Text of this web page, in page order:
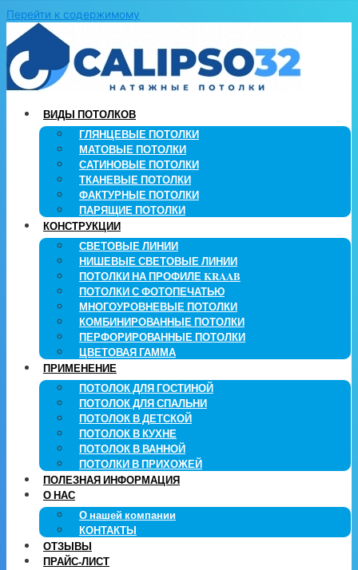
Перейти к содержимому
ВИДЫ ПОТОЛКОВ
ГЛЯНЦЕВЫЕ ПОТОЛКИ
МАТОВЫЕ ПОТОЛКИ
САТИНОВЫЕ ПОТОЛКИ
ТКАНЕВЫЕ ПОТОЛКИ
ФАКТУРНЫЕ ПОТОЛКИ
ПАРЯЩИЕ ПОТОЛКИ
КОНСТРУКЦИИ
СВЕТОВЫЕ ЛИНИИ
НИШЕВЫЕ СВЕТОВЫЕ ЛИНИИ
ПОТОЛКИ НА ПРОФИЛЕ KRAAB
ПОТОЛКИ С ФОТОПЕЧАТЬЮ
МНОГОУРОВНЕВЫЕ ПОТОЛКИ
КОМБИНИРОВАННЫЕ ПОТОЛКИ
ПЕРФОРИРОВАННЫЕ ПОТОЛКИ
ЦВЕТОВАЯ ГАММА
ПРИМЕНЕНИЕ
ПОТОЛОК ДЛЯ ГОСТИНОЙ
ПОТОЛОК ДЛЯ СПАЛЬНИ
ПОТОЛОК В ДЕТСКОЙ
ПОТОЛОК В КУХНЕ
ПОТОЛОК В ВАННОЙ
ПОТОЛКИ В ПРИХОЖЕЙ
ПОЛЕЗНАЯ ИНФОРМАЦИЯ
О НАС
О нашей компании
КОНТАКТЫ
ОТЗЫВЫ
ПРАЙС-ЛИСТ